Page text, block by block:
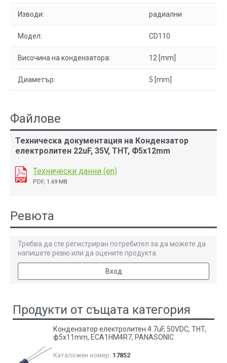
Изводи: радиални
Модел: CD110
Височина на кондензатора: 12 [mm]
Диаметър: 5 [mm]
Файлове
Техническа документация на Кондензатор
електролитен 22uF, 35V, THT, Ф5x12mm
Технически данни (en)
PDF, 1.69 MB
Ревюта
Трябва да сте регистриран потребител за да можете да
напишете ревю или да оцените продукта.
Вход
Продукти от същата категория
Кондензатор електролитен 4.7uF, 50VDC, THT,
ф5x11mm, ECA1HM4R7, PANASONIC
Каталожен номер: 17852